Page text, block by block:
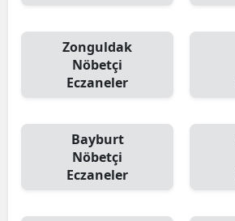
Zonguldak
Nöbetçi
Eczaneler
Bayburt
Nöbetçi
Eczaneler